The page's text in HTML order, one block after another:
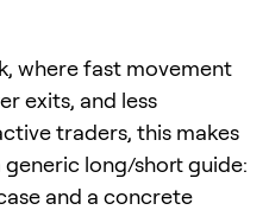
where fast movement
exits, and less
traders, this makes
long/short guide:
and a concrete